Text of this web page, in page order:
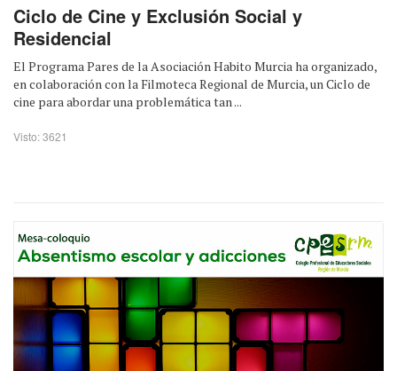
Ciclo de Cine y Exclusión Social y
Residencial
El Programa Pares de la Asociación Habito Murcia ha organizado,
en colaboración con la Filmoteca Regional de Murcia, un Ciclo de
cine para abordar una problemática tan ...
Visto: 3621